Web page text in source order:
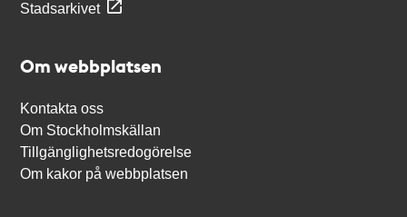
Stadsarkivet
Om webbplatsen
Kontakta oss
Om Stockholmskällan
Tillgänglighetsredogörelse
Om kakor på webbplatsen